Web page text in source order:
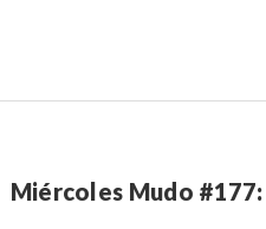
Miércoles Mudo #177: